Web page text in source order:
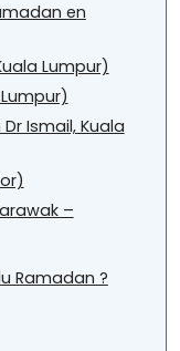
en
Lumpur)
Ismail, Kuala
–
Ramadan ?